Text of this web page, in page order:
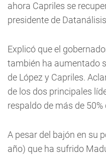
ahora Capriles se
presidente de
Explicó que el
también ha aumentado
de López y Capriles.
de los dos principales
respaldo de más de
A pesar del bajón en su
año) que ha sufrido